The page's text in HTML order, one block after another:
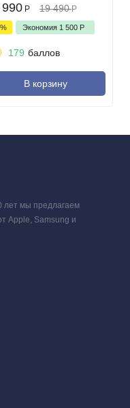
Р 19 490 Р
Экономия 1 500 Р
179 баллов
В корзину
лет мы предлагаем
Apple, Samsung и